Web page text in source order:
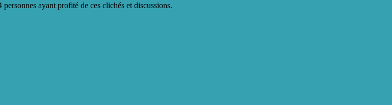
ayant profité de ces clichés et discussions.